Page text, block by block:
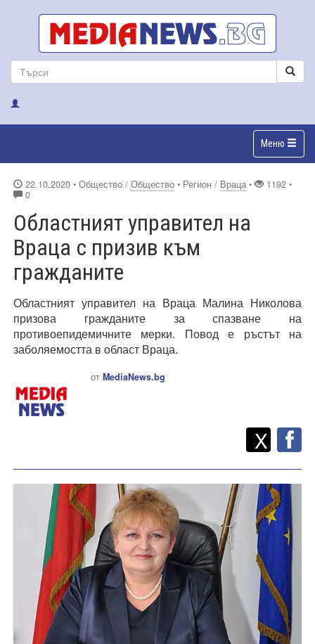
Меню
22.10.2020 • Общество / Общество • Регион / Враца •
1192 •
0
Областният управител на
Враца с призив към
гражданите
Областният управител на Враца Малина Николова
призова гражданите за спазване на
противоепидемичните мерки. Повод е ръстът на
заболяемостта в област Враца.
от MediaNews.bg
Споделете
X